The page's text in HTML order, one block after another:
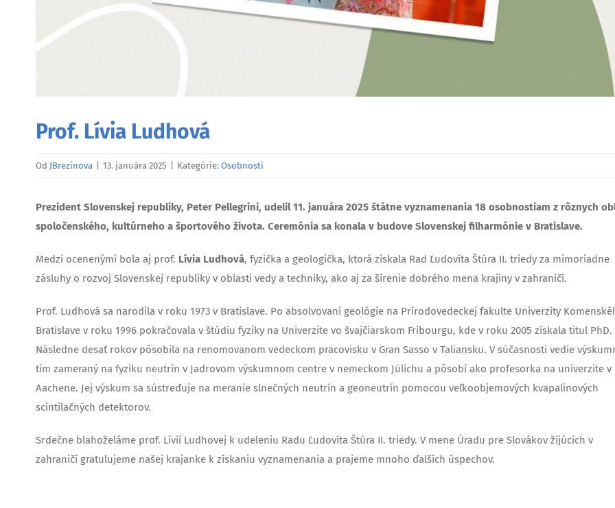
Prof. Lívia Ludhová
Od JBrezinova 13. januára 2025 Kategórie: Osobnosti
Prezident Slovenskej republiky, Peter Pellegrini, udelil 11. januára 2025 štátne vyznamenania 18 osobnostiam z rôznych
spoločenského, kultúrneho a športového života. Ceremónia sa konala v budove Slovenskej filharmónie v Bratislave.
Medzi ocenenými bola aj prof. Lívia Ludhová, fyzička a geologička, ktorá získala Rad Ľudovíta Štúra II. triedy za mimoriadne
zásluhy o rozvoj Slovenskej republiky v oblasti vedy a techniky, ako aj za šírenie dobrého mena krajiny v zahraničí.
Prof. Ludhová sa narodila v roku 1973 v Bratislave. Po absolvovaní geológie na Prírodovedeckej fakulte Univerzity
Bratislave v roku 1996 pokračovala v štúdiu fyziky na Univerzite vo švajčiarskom Fribourgu, kde v roku 2005 získala titul PhD.
Následne desať rokov pôsobila na renomovanom vedeckom pracovisku v Gran Sasso v Taliansku. V súčasnosti vedie
tím zameraný na fyziku neutrín v Jadrovom výskumnom centre v nemeckom Jülichu a pôsobí ako profesorka na univerzite v
Aachene. Jej výskum sa sústreďuje na meranie slnečných neutrín a geoneutrín pomocou veľkoobjemových kvapalinových
scintilačných detektorov.
Srdečne blahoželáme prof. Lívií Ludhovej k udeleniu Radu Ľudovíta Štúra II. triedy. V mene Úradu pre Slovákov žijúcich v
zahraničí gratulujeme našej krajanke k získaniu vyznamenania a prajeme mnoho ďalších úspechov.